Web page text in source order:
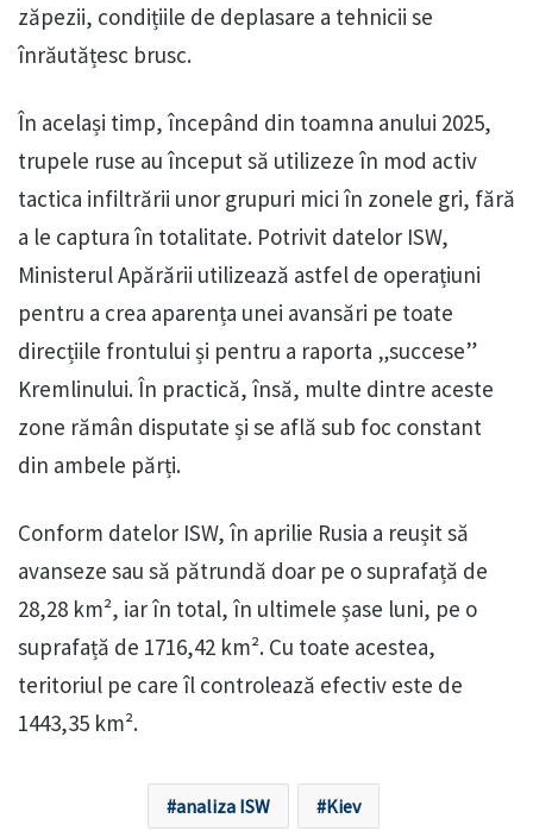
zăpezii, condițiile de deplasare a tehnicii se
înrăutățesc brusc.
În același timp, începând din toamna anului 2025,
trupele ruse au început să utilizeze în mod activ
tactica infiltrării unor grupuri mici în zonele gri, fără
a le captura în totalitate. Potrivit datelor ISW,
Ministerul Apărării utilizează astfel de operațiuni
pentru a crea aparența unei avansări pe toate
direcțiile frontului și pentru a raporta „succese”
Kremlinului. În practică, însă, multe dintre aceste
zone rămân disputate și se află sub foc constant
din ambele părți.
Conform datelor ISW, în aprilie Rusia a reușit să
avanseze sau să pătrundă doar pe o suprafață de
28,28 km², iar în total, în ultimele șase luni, pe o
suprafață de 1716,42 km². Cu toate acestea,
teritoriul pe care îl controlează efectiv este de
1443,35 km².
analiza ISW Kiev